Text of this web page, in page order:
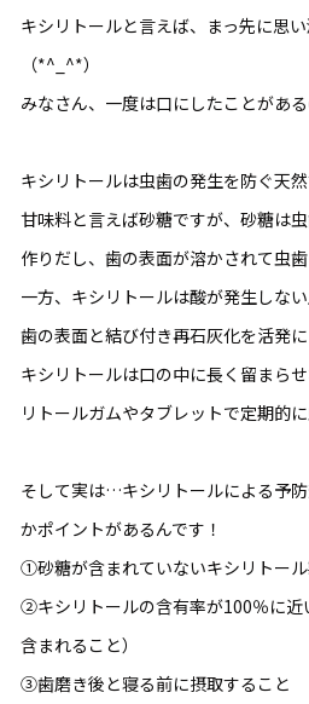
キシリトールと言えば、まっ先に思
（*^_^*）
みなさん、一度は口にしたことがあ
キシリトールは虫歯の発生を防ぐ天然
甘味料と言えば砂糖ですが、砂糖は
作りだし、歯の表面が溶かされて虫歯
一方、キシリトールは酸が発生しな
歯の表面と結び付き再石灰化を活発に
キシリトールは口の中に長く留まら
リトールガムやタブレットで定期的
そして実は…キシリトールによる予
かポイントがあるんです！
①砂糖が含まれていないキシリトー
②キシリトールの含有率が100％に近
含まれること）
③歯磨き後と寝る前に摂取すること